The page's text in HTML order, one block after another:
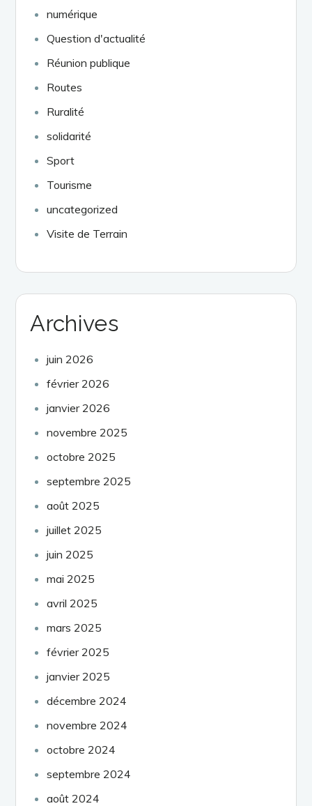
numérique
Question d'actualité
Réunion publique
Routes
Ruralité
solidarité
Sport
Tourisme
uncategorized
Visite de Terrain
Archives
juin 2026
février 2026
janvier 2026
novembre 2025
octobre 2025
septembre 2025
août 2025
juillet 2025
juin 2025
mai 2025
avril 2025
mars 2025
février 2025
janvier 2025
décembre 2024
novembre 2024
octobre 2024
septembre 2024
août 2024